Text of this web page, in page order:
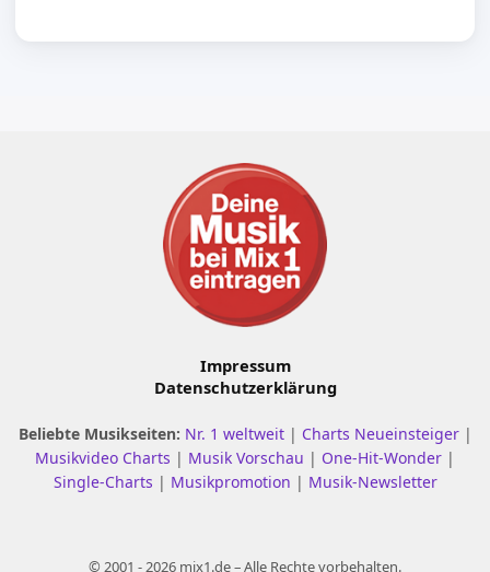
Impressum
Datenschutzerklärung
Beliebte Musikseiten: Nr. 1 weltweit | Charts Neueinsteiger |
Musikvideo Charts | Musik Vorschau | One-Hit-Wonder |
Single-Charts | Musikpromotion | Musik-Newsletter
© 2001 - 2026 mix1.de – Alle Rechte vorbehalten.